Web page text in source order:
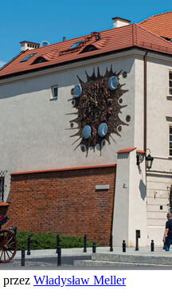
przez Władysław Meller